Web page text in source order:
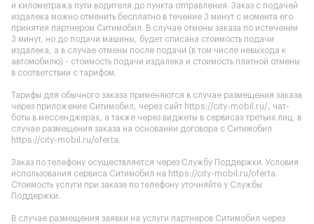
и километража пути водителя до пункта отправления. Заказ с подачей
издалека можно отменить бесплатно в течение 3 минут с момента его
принятия партнером Ситимобил. В случае отмены заказа по истечении
3 минут, но до подачи машины, будет списана стоимость подачи
издалека, а в случае отмены после подачи (в том числе невыхода к
автомобилю) - стоимость подачи издалека и стоимость платной отмены
в соответствии с тарифом.
Тарифы для обычного заказа применяются в случае размещения заказа
через приложение Ситимобил, через сайт https://city-mobil.ru/ , чат-
боты в мессенджерах, а также через виджеты в сервисах третьих лиц, в
случае размещения заказа на основании договора с Ситимобил
https://city-mobil.ru/oferta.
Заказ по телефону осуществляется через Службу Поддержки. Условия
использования сервиса Ситимобил на https://city-mobil.ru/oferta.
Стоимость услуги при заказе по телефону уточняйте у Службы
Поддержки.
В случае размещения заявки на услуги партнеров Ситимобил через